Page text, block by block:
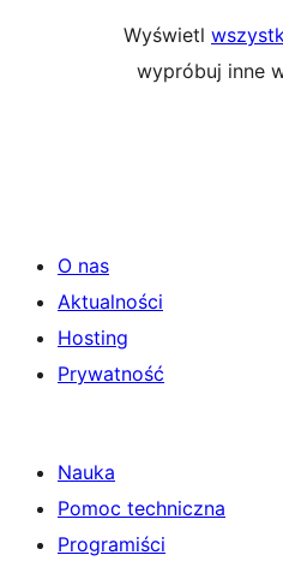
Wyświetl
wypróbuj inne
O nas
Aktualności
Hosting
Prywatność
Nauka
Pomoc techniczna
Programiści